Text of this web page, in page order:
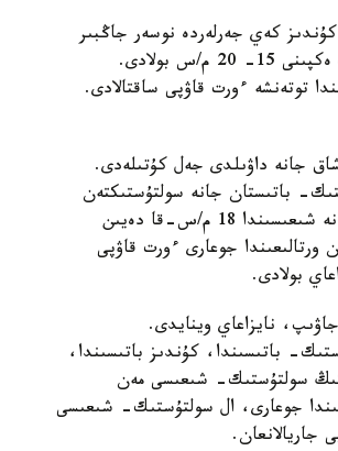
كەي جەرلەردە نوسەر جاڭبىر
جاۋادى. الاكول كولدەرى ماڭىندا سولتۇستىك- باتىستان سوعاتىن جەلدىڭ ەكپىنى 15- 20 م/س بولادى.
توتەنشە ءورت قاۋپى ساقتالادى.
جانە داۋىلدى جەل كۇتىلەدى.
باتىستان جانە سولتۇستىكتەن
سوعاتىن جەلدىڭ ەكپىنى كۇندىز وبلىستىڭ باتىسىندا، سولتۇستىگىندە جانە شىعىسىندا 18 م/س-قا دەيىن
جوعارى ءورت قاۋپى
بولادى.
نايزاعاي وينايدى.
باتىسىندا، كۇندىز باتىسىندا،
جەتەدى. وبلىستىڭ سولتۇستىك- شىعىسى مەن
باتىسىندا جوعارى، ال سولتۇستىك- شىعىسى
جاريالانعان.